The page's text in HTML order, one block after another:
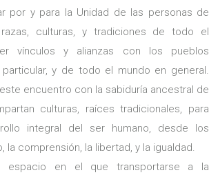
por y para la Unidad de las personas de
culturas, y tradiciones de todo el
vínculos y alianzas con los pueblos
particular, y de todo el mundo en general.
encuentro con la sabiduría ancestral de
culturas, raíces tradicionales, para
integral del ser humano, desde los
la comprensión, la libertad, y la igualdad.
espacio en el que transportarse a la